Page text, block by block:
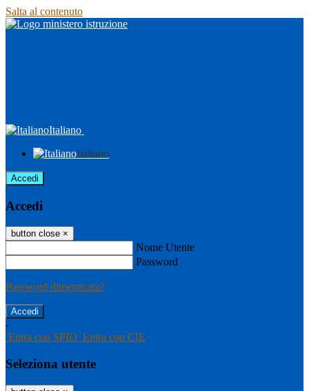
Salta al contenuto
Italiano
Italiano
Accedi
Accedi
button close ×
Nome Utente
Password
Password dimenticata?
-
Entra con SPID Entra con CIE
Seleziona utente